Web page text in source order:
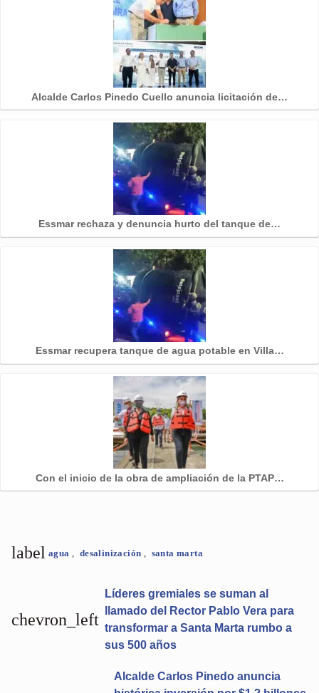
Alcalde Carlos Pinedo Cuello anuncia licitación de…
Essmar rechaza y denuncia hurto del tanque de…
Essmar recupera tanque de agua potable en Villa…
Con el inicio de la obra de ampliación de la PTAP…
label agua desalinización santa marta
chevron_left
Líderes gremiales se suman al
llamado del Rector Pablo Vera para
transformar a Santa Marta rumbo a
sus 500 años
Alcalde Carlos Pinedo anuncia